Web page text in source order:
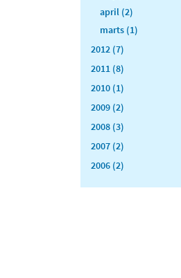
april (2)
marts (1)
2012 (7)
2011 (8)
2010 (1)
2009 (2)
2008 (3)
2007 (2)
2006 (2)